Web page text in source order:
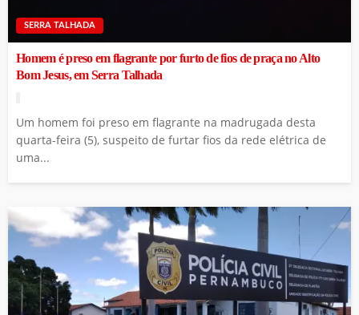
SERRA TALHADA
Homem é preso em flagrante por furto de fios de praça no Alto
Bom Jesus, em Serra Talhada
Um homem foi preso em flagrante na madrugada desta
quarta-feira (5), suspeito de furtar fios da rede elétrica de
uma...